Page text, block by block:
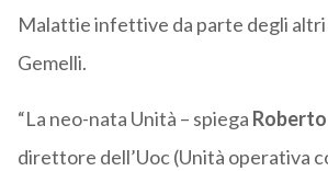
Malattie infettive da parte degli
Gemelli.
“La neo-nata Unità – spiega
direttore dell’Uoc (Unità operativa